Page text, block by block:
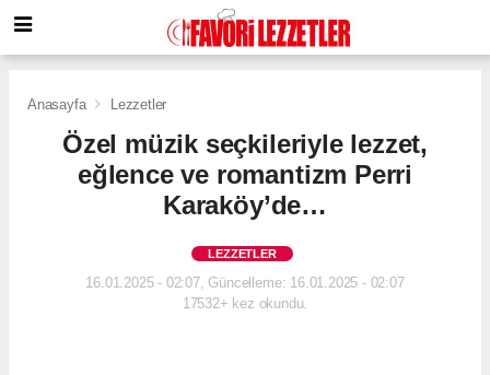
Anasayfa Lezzetler
Özel müzik seçkileriyle lezzet,
eğlence ve romantizm Perri
Karaköy’de…
LEZZETLER
16.01.2025 - 02:07, Güncelleme: 16.01.2025 - 02:07
17532+ kez okundu.